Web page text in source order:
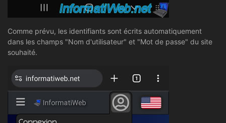
Comme prévu, les identifiants sont écrits automatiquement
dans les champs "Nom d'utilisateur" et "Mot de passe" du site
souhaité.